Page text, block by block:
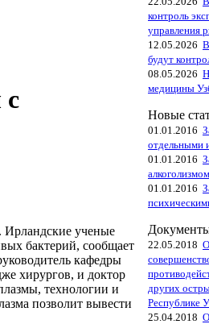
ученые
бактерий, сообщает
кафедры
хирургов, и доктор
технологии и
позволит вывести
контроль
управления
12.05.2026
будут
08.05.2026
медицины
Новые
01.01.2016
отдельными
01.01.2016
01.01.2016
22.05.2018
других
Республике
25.04.2018